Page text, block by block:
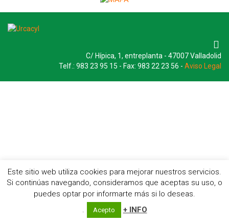
C/ Hípica, 1, entreplanta - 47007 Valladolid
Telf.: 983 23 95 15 - Fax: 983 22 23 56 - Aviso Legal
Este sitio web utiliza cookies para mejorar nuestros servicios.
Si continúas navegando, consideramos que aceptas su uso, o
puedes optar por informarte más si lo deseas.
.
Acepto + INFO